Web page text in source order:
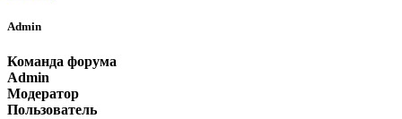
Admin
Команда форума
Admin
Модератор
Пользователь